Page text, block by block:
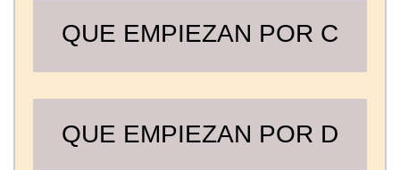
QUE EMPIEZAN POR C
QUE EMPIEZAN POR D